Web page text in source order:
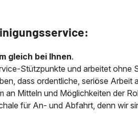
gleich bei Ihnen.
Stützpunkte und arbeitet ohne
dass ordentliche, seriöse
an Mitteln und Möglichkeiten der
für An- und Abfahrt, denn wir